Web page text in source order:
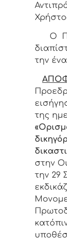
Ο
την
της
στην
την 29